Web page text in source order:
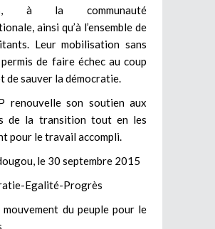
à la communauté
ainsi qu’à l’ensemble de
Leur mobilisation sans
de faire échec au coup
de sauver la démocratie.
renouvelle son soutien aux
de la transition tout en les
pour le travail accompli.
le 30 septembre 2015
Egalité-Progrès
du peuple pour le